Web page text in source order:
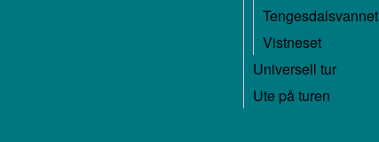
Tengesdalsvannet
Vistneset
Universell tur
Ute på turen